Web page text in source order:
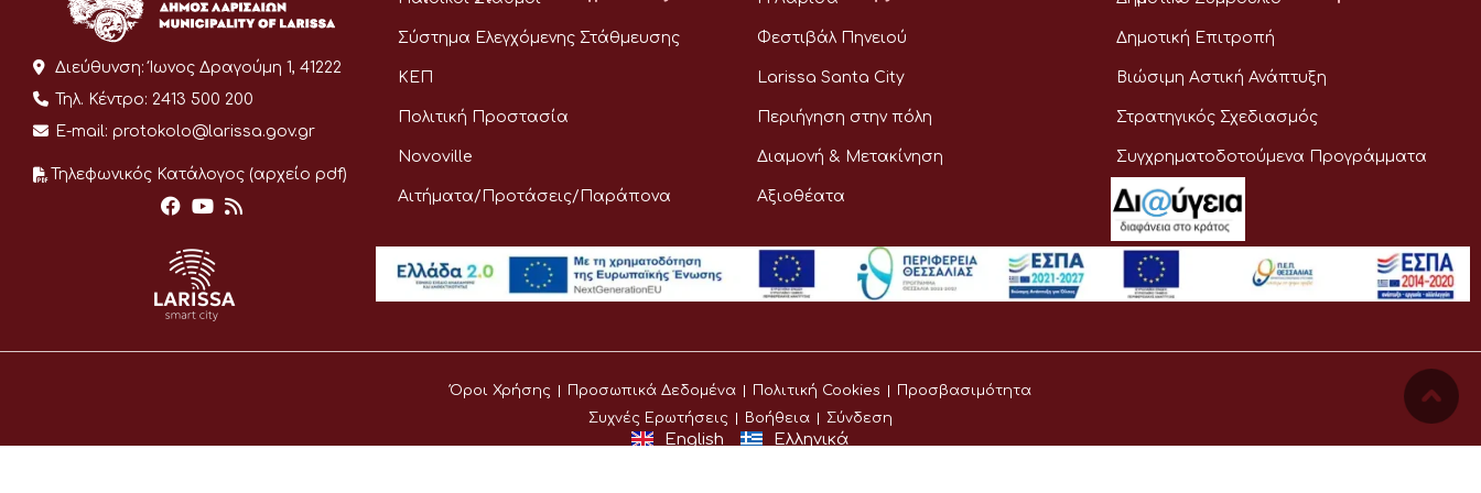
Διεύθυνση: Ίωνος Δραγούμη 1, 41222
Τηλ. Κέντρο: 2413 500 200
E-mail: protokolo@larissa.gov.gr
Τηλεφωνικός Κατάλογος (αρχείο pdf)
Σύστημα Ελεγχόμενης Στάθμευσης
ΚΕΠ
Πολιτική Προστασία
Novoville
Αιτήματα/Προτάσεις/Παράπονα
Φεστιβάλ Πηνειού
Larissa Santa City
Περιήγηση στην πόλη
Διαμονή & Μετακίνηση
Αξιοθέατα
Δημοτική Επιτροπή
Βιώσιμη Αστική Ανάπτυξη
Στρατηγικός Σχεδιασμός
Συγχρηματοδοτούμενα Προγράμματα
Όροι Χρήσης Προσωπικά Δεδομένα Πολιτική Cookies
Προσβασιμότητα
Συχνές Ερωτήσεις
Βοήθεια Σύνδεση
English Ελληνικά